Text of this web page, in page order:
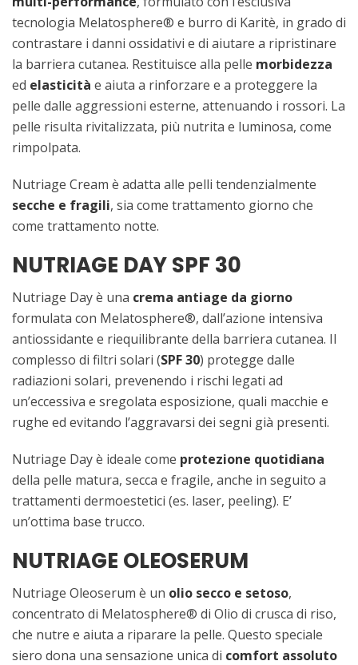
tecnologia Melatosphere® e burro di Karitè, in grado di
contrastare i danni ossidativi e di aiutare a ripristinare
la barriera cutanea. Restituisce alla pelle morbidezza
ed elasticità e aiuta a rinforzare e a proteggere la
pelle dalle aggressioni esterne, attenuando i rossori. La
pelle risulta rivitalizzata, più nutrita e luminosa, come
rimpolpata.
Nutriage Cream è adatta alle pelli tendenzialmente
secche e fragili, sia come trattamento giorno che
come trattamento notte.
NUTRIAGE DAY SPF 30
Nutriage Day è una crema antiage da giorno
formulata con Melatosphere®, dall’azione intensiva
antiossidante e riequilibrante della barriera cutanea. Il
complesso di filtri solari (SPF 30) protegge dalle
radiazioni solari, prevenendo i rischi legati ad
un’eccessiva e sregolata esposizione, quali macchie e
rughe ed evitando l’aggravarsi dei segni già presenti.
Nutriage Day è ideale come protezione quotidiana
della pelle matura, secca e fragile, anche in seguito a
trattamenti dermoestetici (es. laser, peeling). E’
un’ottima base trucco.
NUTRIAGE OLEOSERUM
Nutriage Oleoserum è un olio secco e setoso,
concentrato di Melatosphere® di Olio di crusca di riso,
che nutre e aiuta a riparare la pelle. Questo speciale
siero dona una sensazione unica di comfort assoluto